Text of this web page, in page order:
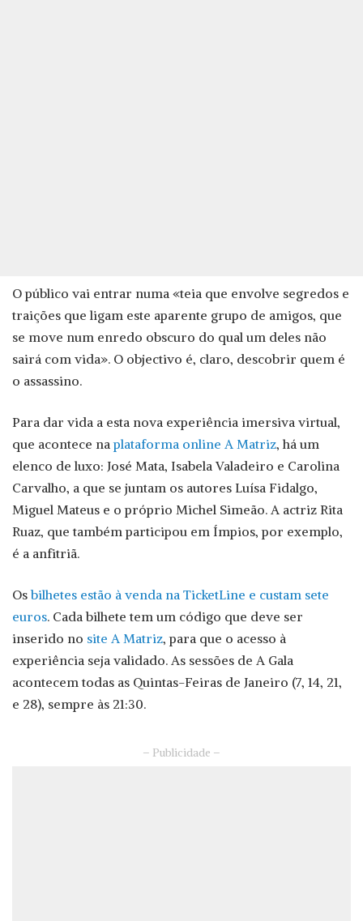
O público vai entrar numa «teia que envolve segredos e
traições que ligam este aparente grupo de amigos, que
se move num enredo obscuro do qual um deles não
sairá com vida». O objectivo é, claro, descobrir quem é
o assassino.
Para dar vida a esta nova experiência imersiva virtual,
que acontece naplataforma online A Matriz, há um
elenco de luxo: José Mata, Isabela Valadeiro e Carolina
Carvalho, a que se juntam os autores Luísa Fidalgo,
Miguel Mateus e o próprio Michel Simeão. A actriz Rita
Ruaz, que também participou em Ímpios, por exemplo,
é a anfitriã.
Osbilhetes estão à venda na TicketLine e custam sete
euros. Cada bilhete tem um código que deve ser
inserido no site A Matriz, para que o acesso à
experiência seja validado. As sessões de A Gala
acontecem todas as Quintas-Feiras de Janeiro (7, 14, 21,
e 28), sempre às 21:30.
– Publicidade –